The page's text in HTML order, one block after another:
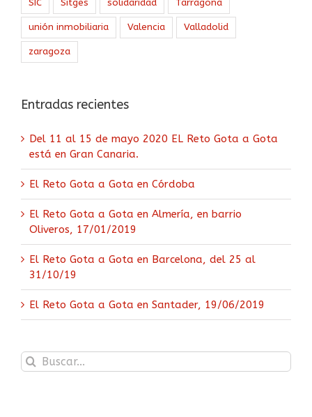
SIC Sitges solidaridad Tarragona
unión inmobiliaria Valencia Valladolid
zaragoza
Entradas recientes
Del 11 al 15 de mayo 2020 EL Reto Gota a Gota
está en Gran Canaria.
El Reto Gota a Gota en Córdoba
El Reto Gota a Gota en Almería, en barrio
Oliveros, 17/01/2019
El Reto Gota a Gota en Barcelona, del 25 al
31/10/19
El Reto Gota a Gota en Santader, 19/06/2019
Buscar: